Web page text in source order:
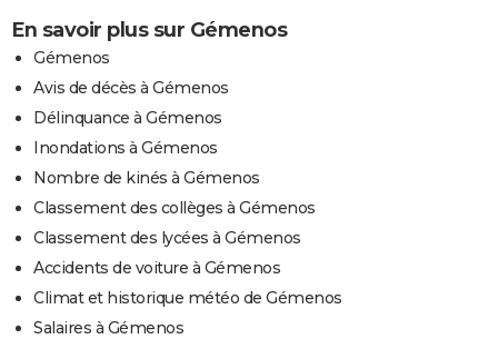
En savoir plus sur Gémenos
Gémenos
Avis de décès à Gémenos
Délinquance à Gémenos
Inondations à Gémenos
Nombre de kinés à Gémenos
Classement des collèges à Gémenos
Classement des lycées à Gémenos
Accidents de voiture à Gémenos
Climat et historique météo de Gémenos
Salaires à Gémenos